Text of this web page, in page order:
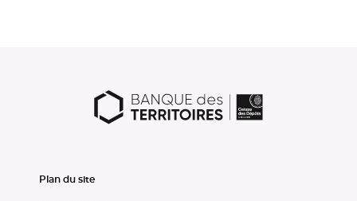
Plan du site